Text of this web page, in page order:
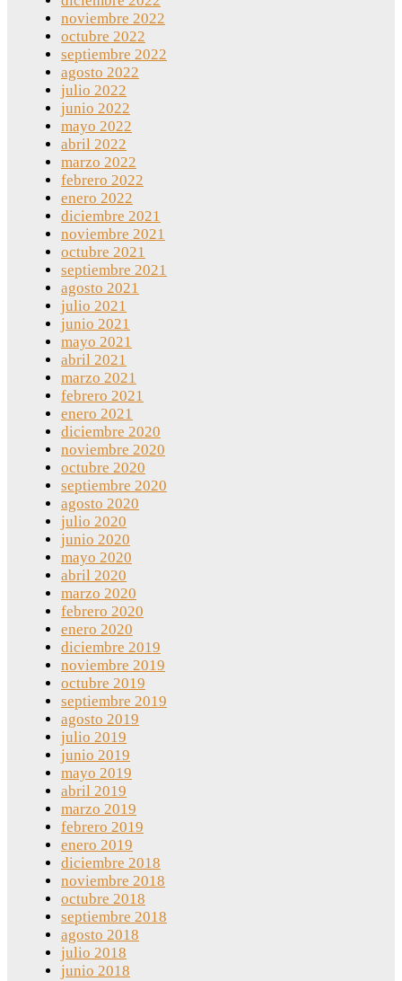
noviembre 2022
octubre 2022
septiembre 2022
agosto 2022
julio 2022
junio 2022
mayo 2022
abril 2022
marzo 2022
febrero 2022
enero 2022
diciembre 2021
noviembre 2021
octubre 2021
septiembre 2021
agosto 2021
julio 2021
junio 2021
mayo 2021
abril 2021
marzo 2021
febrero 2021
enero 2021
diciembre 2020
noviembre 2020
octubre 2020
septiembre 2020
agosto 2020
julio 2020
junio 2020
mayo 2020
abril 2020
marzo 2020
febrero 2020
enero 2020
diciembre 2019
noviembre 2019
octubre 2019
septiembre 2019
agosto 2019
julio 2019
junio 2019
mayo 2019
abril 2019
marzo 2019
febrero 2019
enero 2019
diciembre 2018
noviembre 2018
octubre 2018
septiembre 2018
agosto 2018
julio 2018
junio 2018